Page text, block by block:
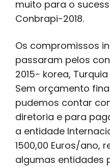
muito para o
Conbrapi-2018.
Os compromissos
passaram pelos
2015- korea, Turquia
Sem orçamento
pudemos contar
diretoria e para
a entidade
1500,00 Euros/ano,
algumas entidades